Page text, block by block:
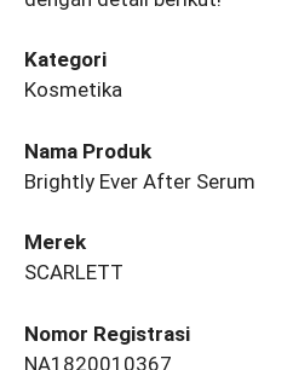
Kategori
Kosmetika
Nama Produk
Brightly Ever After Serum
Merek
SCARLETT
Nomor Registrasi
NA1820010367